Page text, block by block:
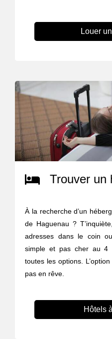
Louer
Trouver un
À la recherche d’un
de Haguenau ?
adresses dans le coin
simple et pas cher au 4
toutes les options.
pas en rêve.
Hôtels